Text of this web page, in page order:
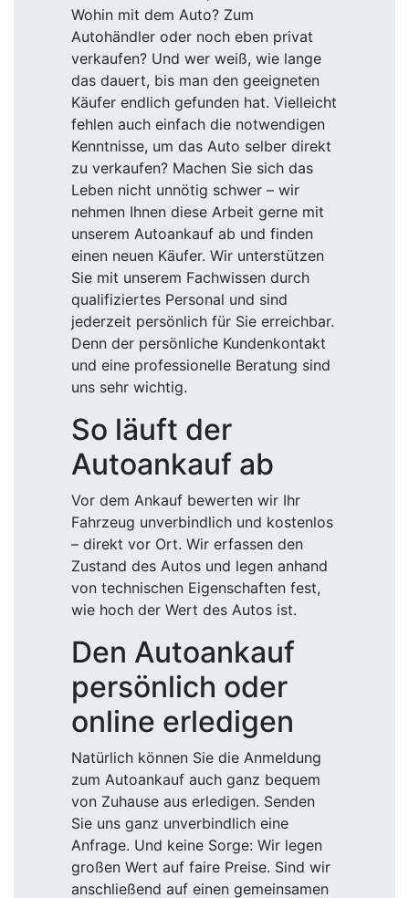
Wohin mit dem Auto? Zum
Autohändler oder noch eben privat
verkaufen? Und wer weiß, wie lange
das dauert, bis man den geeigneten
Käufer endlich gefunden hat. Vielleicht
fehlen auch einfach die notwendigen
Kenntnisse, um das Auto selber direkt
zu verkaufen? Machen Sie sich das
Leben nicht unnötig schwer – wir
nehmen Ihnen diese Arbeit gerne mit
unserem Autoankauf ab und finden
einen neuen Käufer. Wir unterstützen
Sie mit unserem Fachwissen durch
qualifiziertes Personal und sind
jederzeit persönlich für Sie erreichbar.
Denn der persönliche Kundenkontakt
und eine professionelle Beratung sind
uns sehr wichtig.
So läuft der
Autoankauf ab
Vor dem Ankauf bewerten wir Ihr
Fahrzeug unverbindlich und kostenlos
– direkt vor Ort. Wir erfassen den
Zustand des Autos und legen anhand
von technischen Eigenschaften fest,
wie hoch der Wert des Autos ist.
Den Autoankauf
persönlich oder
online erledigen
Natürlich können Sie die Anmeldung
zum Autoankauf auch ganz bequem
von Zuhause aus erledigen. Senden
Sie uns ganz unverbindlich eine
Anfrage. Und keine Sorge: Wir legen
großen Wert auf faire Preise. Sind wir
anschließend auf einen gemeinsamen